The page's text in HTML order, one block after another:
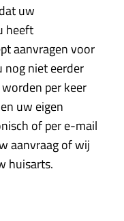
uw
heeft
aanvragen voor
nog niet eerder
per keer
uw eigen
of per e-mail
aanvraag of wij
huisarts.